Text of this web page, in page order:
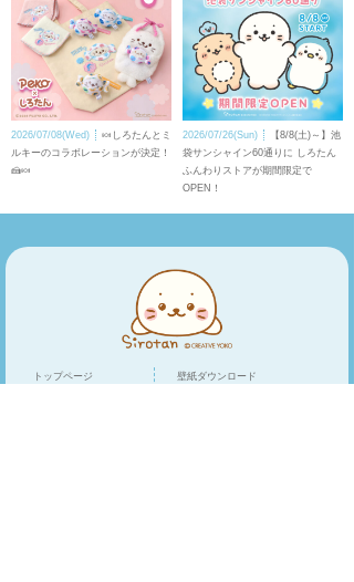
2026/07/08(Wed)
🍬しろたんとミ
ルキーのコラボレーションが決定！
🍰🍬
2026/07/26(Sun)
【8/8(土)～】池
袋サンシャイン60通りに しろたん
ふんわりストアが期間限定で
OPEN！
トップページ 壁紙ダウンロード